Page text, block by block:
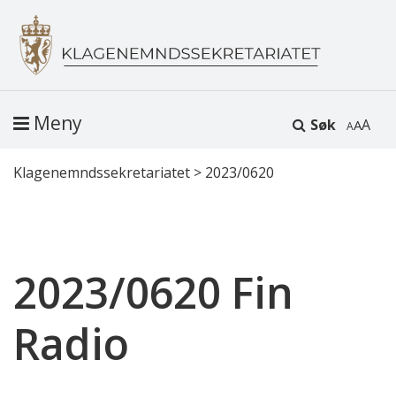
Søk A
Meny
Klagenemndssekretariatet > 2023/0620
2023/0620 Fin
Radio